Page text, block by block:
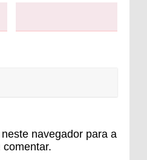
navegador para a
comentar.